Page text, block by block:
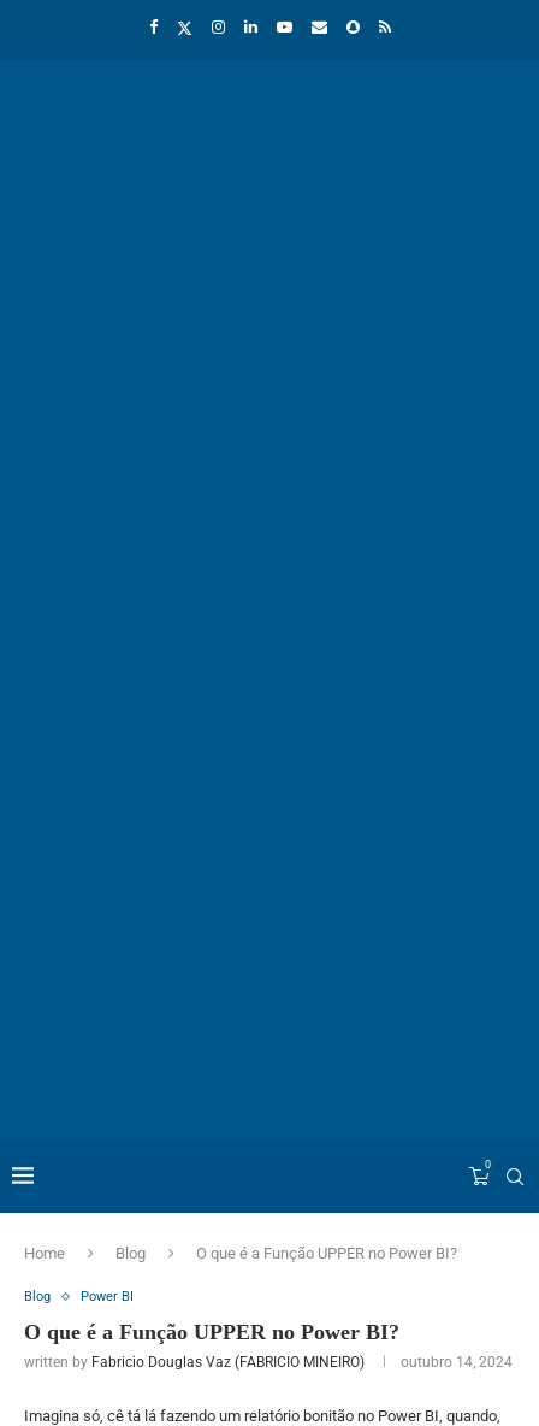
0
Home Blog O que é a Função UPPER no Power BI?
Blog Power BI
O que é a Função UPPER no Power BI?
written by Fabricio Douglas Vaz (FABRICIO MINEIRO) outubro 14, 2024
Imagina só, cê tá lá fazendo um relatório bonitão no Power BI, quando,